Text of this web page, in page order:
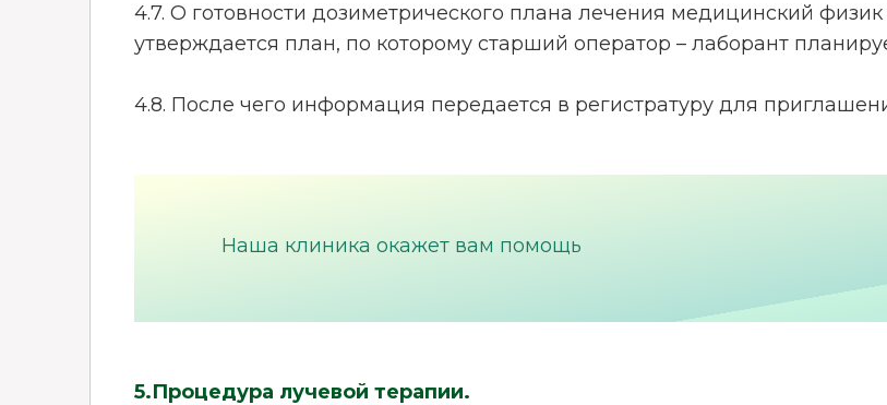
4.7. О готовности дозиметрического плана лечения медицинский
утверждается план, по которому старший оператор – лаборант
4.8. После чего информация передается в регистратуру для
Наша клиника окажет вам помощь
5.Процедура лучевой терапии.